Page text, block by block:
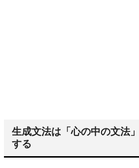
生成文法は「心の中の文法
する